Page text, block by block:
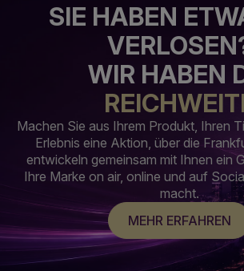
SIE HABEN
WIR HABEN
Machen Sie aus Ihrem Produkt, Ihren
Erlebnis eine Aktion, über die
entwickeln gemeinsam mit Ihnen ein
Ihre Marke on air, online und auf
macht.
MEHR ERFAHREN